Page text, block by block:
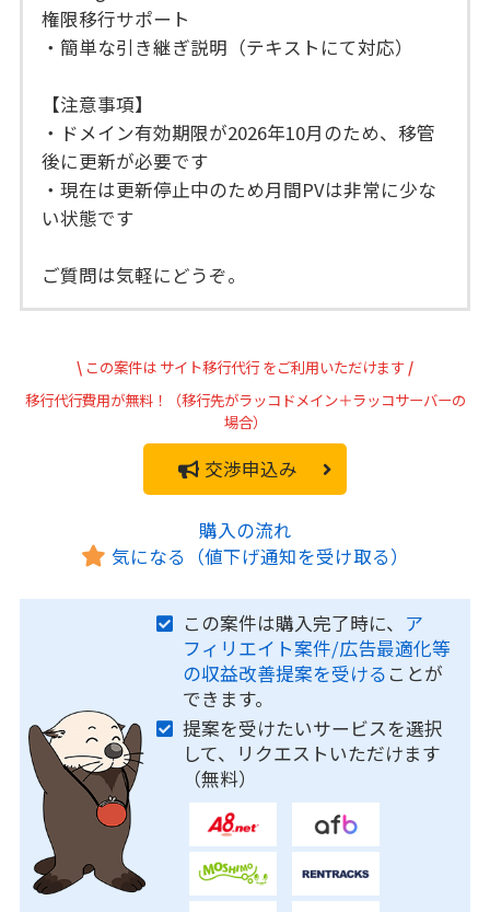
権限移行サポート
・簡単な引き継ぎ説明（テキストにて対応）
【注意事項】
・ドメイン有効期限が2026年10月のため、移管
後に更新が必要です
・現在は更新停止中のため月間PVは非常に少な
い状態です
ご質問は気軽にどうぞ。
\ この案件は サイト移行代行 をご利用いただけます /
移行代行費用が無料！（移行先がラッコドメイン＋ラッコサーバーの
場合）
交渉申込み
購入の流れ
気になる（値下げ通知を受け取る）
この案件は購入完了時に、 ア
フィリエイト案件/広告最適化等
の収益改善提案を受ける ことが
できます。
提案を受けたいサービスを選択
して、リクエストいただけます
（無料）